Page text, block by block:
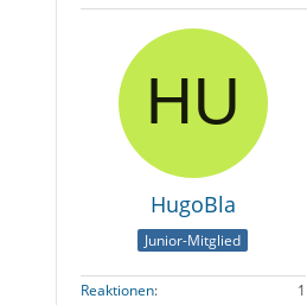
HugoBla
Junior-Mitglied
Reaktionen
1